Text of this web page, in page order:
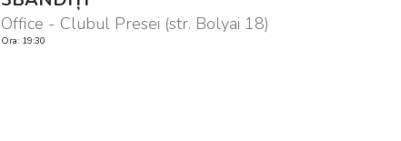
Office - Clubul Presei (str. Bolyai 18)
Ora: 19:30